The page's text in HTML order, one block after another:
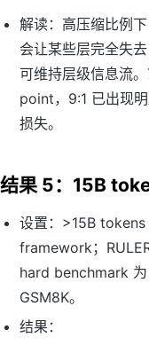
解读：高压缩比例
会让某些层完全失
可维持层级信息流
point，9:1 已出现
损失。
结果 5：15B
设置：>15B
framework；
hard benchmark 为
GSM8K。
结果：